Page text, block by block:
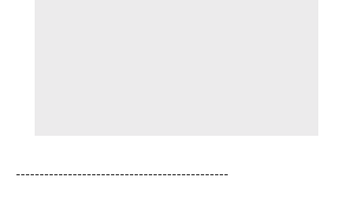
---------------------------------------------